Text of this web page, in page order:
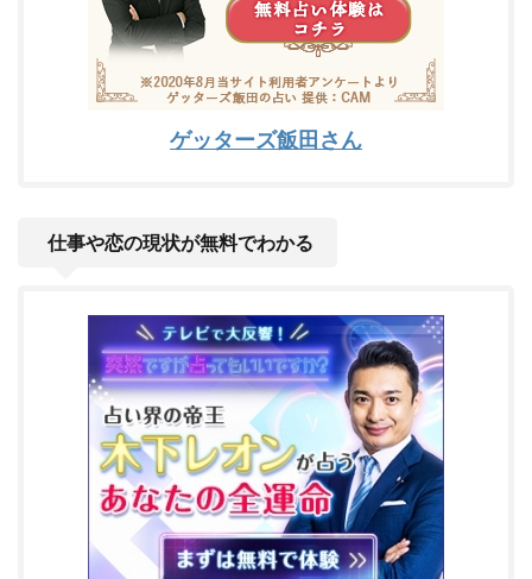
ゲッターズ飯田さん
仕事や恋の現状が無料でわかる